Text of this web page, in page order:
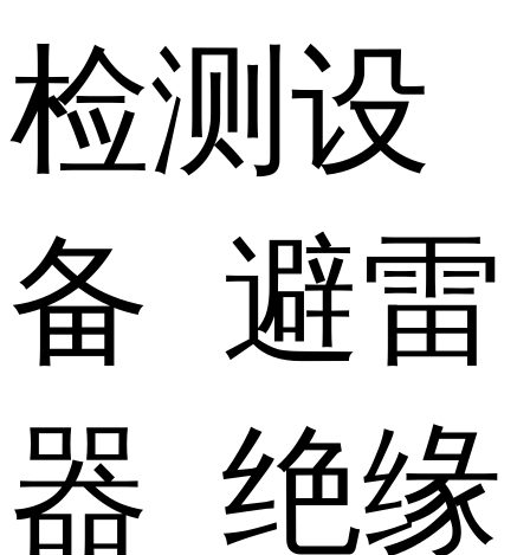
检测设
备 避雷
器 绝缘